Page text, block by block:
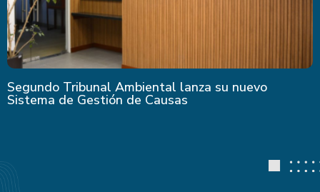
Segundo Tribunal Ambiental lanza su nuevo
Sistema de Gestión de Causas